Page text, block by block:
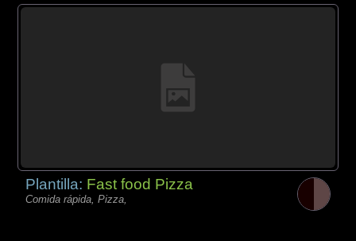
Plantilla: Fast food Pizza
Comida rápida, Pizza,